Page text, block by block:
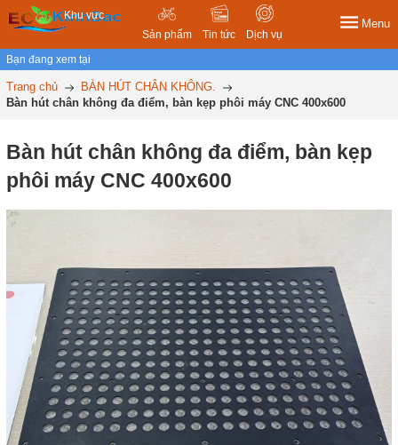
Khu vực
Sản phẩm
Tin tức Dịch vụ
Menu
Bạn đang xem tại
Trang chủ
BÀN HÚT CHÂN KHÔNG.
Bàn hút chân không đa điểm, bàn kẹp phôi máy CNC 400x600
Bàn hút chân không đa điểm, bàn kẹp
phôi máy CNC 400x600